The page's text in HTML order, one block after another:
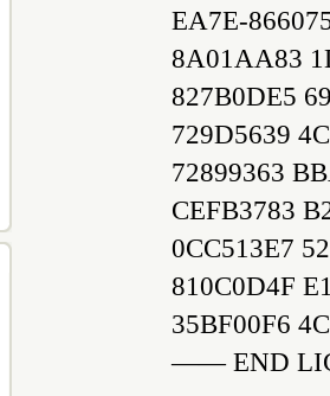
EA7E-
8A01AA83
827B0DE5
729D5639
72899363
CEFB3783
0CC513E7
810C0D4F
35BF00F6
—— END